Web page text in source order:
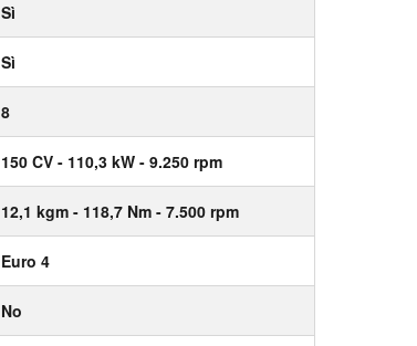
Sì
Sì
8
150 CV - 110,3 kW - 9.250 rpm
12,1 kgm - 118,7 Nm - 7.500 rpm
Euro 4
No